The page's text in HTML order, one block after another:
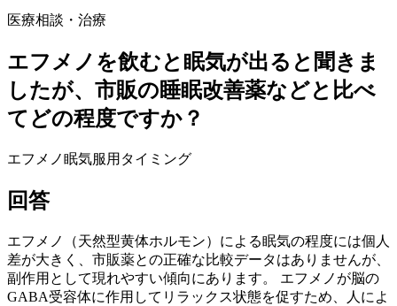
医療相談・治療
エフメノを飲むと眠気が出ると聞きま
したが、市販の睡眠改善薬などと比べ
てどの程度ですか？
エフメノ眠気服用タイミング
回答
エフメノ（天然型黄体ホルモン）による眠気の程度には個人
差が大きく、市販薬との正確な比較データはありませんが、
副作用として現れやすい傾向にあります。 エフメノが脳の
GABA受容体に作用してリラックス状態を促すため、人によ